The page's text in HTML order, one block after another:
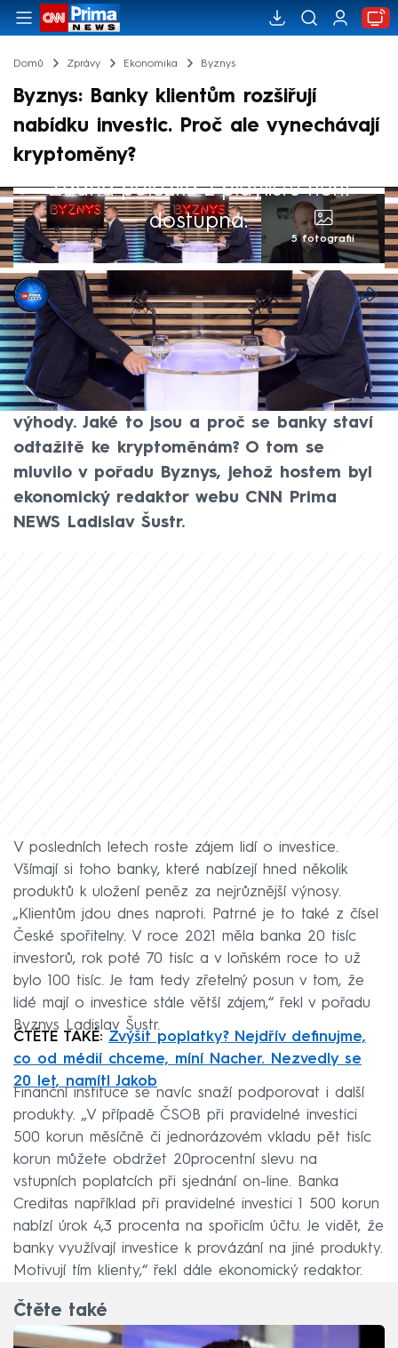
Domů Zprávy Ekonomika Byznys
Byznys: Banky klientům rozšiřují
nabídku investic. Proč ale vynechávají
kryptoměny?
Žádná položka z playlistu není
dostupná.
5 fotografií
CNN Prima NEWS
16. říj 2024, 13:56
Stále více Čechů objevuje možnosti investic.
Větší zhodnocení peněz nabízí řada bank,
které lákají své klienty i na nejrůznější
výhody. Jaké to jsou a proč se banky staví
odtažitě ke kryptoměnám? O tom se
mluvilo v pořadu Byznys, jehož hostem byl
ekonomický redaktor webu CNN Prima
NEWS Ladislav Šustr.
V posledních letech roste zájem lidí o investice.
Všímají si toho banky, které nabízejí hned několik
produktů k uložení peněz za nejrůznější výnosy.
„Klientům jdou dnes naproti. Patrné je to také z čísel
České spořitelny. V roce 2021 měla banka 20 tisíc
investorů, rok poté 70 tisíc a v loňském roce to už
bylo 100 tisíc. Je tam tedy zřetelný posun v tom, že
lidé mají o investice stále větší zájem,“ řekl v pořadu
Byznys Ladislav Šustr.
ČTĚTE TAKÉ: Zvýšit poplatky? Nejdřív definujme,
co od médií chceme, míní Nacher. Nezvedly se
20 let, namítl Jakob
Finanční instituce se navíc snaží podporovat i další
produkty. „V případě ČSOB při pravidelné investici
500 korun měsíčně či jednorázovém vkladu pět tisíc
korun můžete obdržet 20procentní slevu na
vstupních poplatcích při sjednání on-line. Banka
Creditas například při pravidelné investici 1 500 korun
nabízí úrok 4,3 procenta na spořicím účtu. Je vidět, že
banky využívají investice k provázání na jiné produkty.
Motivují tím klienty,“ řekl dále ekonomický redaktor.
Čtěte také